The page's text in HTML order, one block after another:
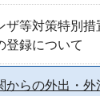
ザ等対策特別措
登録について
からの外出・外